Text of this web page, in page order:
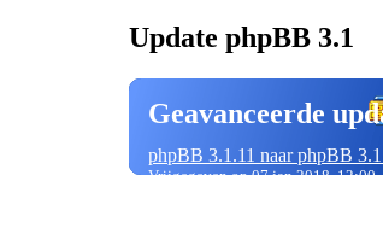
Update phpBB 3.1
Geavanceerde
phpBB 3.1.11 naar phpBB
Vrijgegeven op 07 jan 2018, 12:00